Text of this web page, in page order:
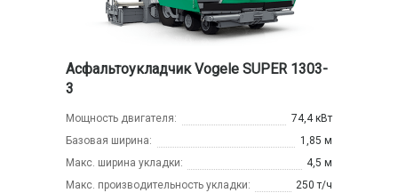
Асфальтоукладчик Vogele SUPER 1303-
3
Мощность двигателя:
74,4 кВт
Базовая ширина:
1,85 м
Макс. ширина укладки:
4,5 м
Макс. производительность укладки:
250 т/ч